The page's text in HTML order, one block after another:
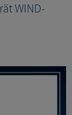
WIND-